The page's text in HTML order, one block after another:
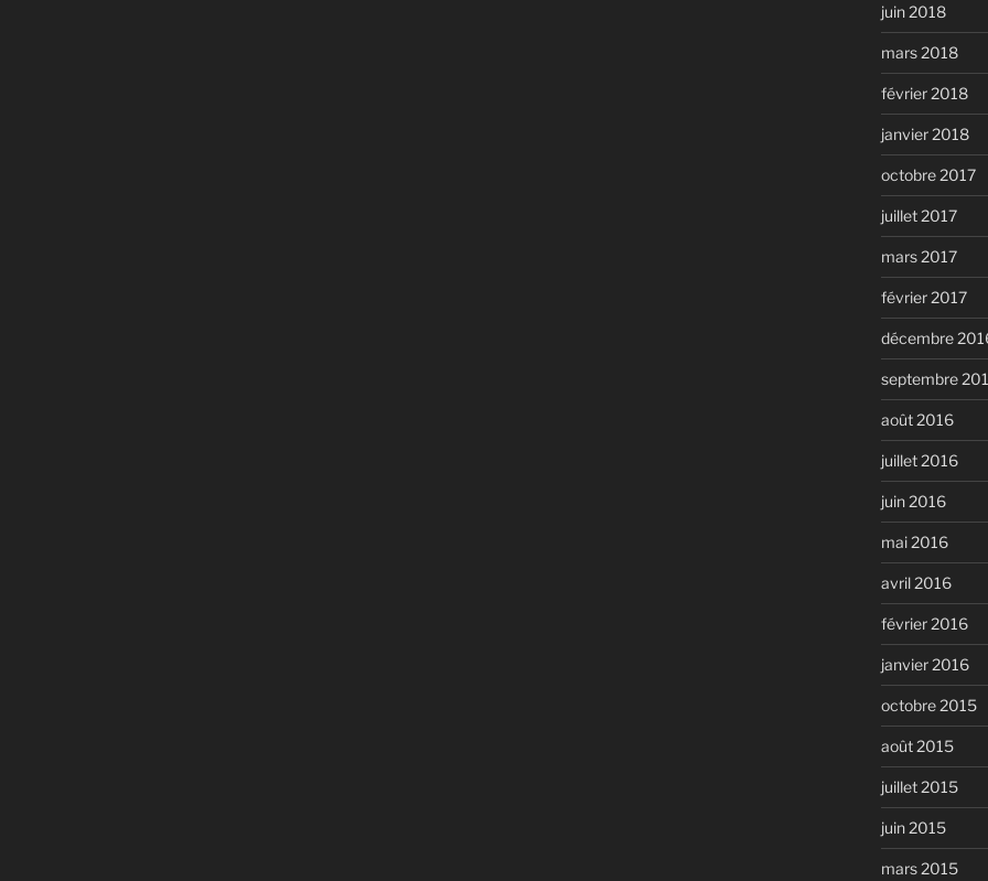
juin 2018
mars 2018
février 2018
janvier 2018
octobre 2017
juillet 2017
mars 2017
février 2017
décembre
septembre
août 2016
juillet 2016
juin 2016
mai 2016
avril 2016
février 2016
janvier 2016
octobre 2015
août 2015
juillet 2015
juin 2015
mars 2015